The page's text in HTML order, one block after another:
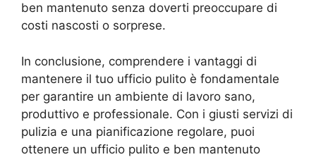
ben mantenuto senza doverti preoccupare di
costi nascosti o sorprese.
In conclusione, comprendere i vantaggi di
mantenere il tuo ufficio pulito è fondamentale
per garantire un ambiente di lavoro sano,
produttivo e professionale. Con i giusti servizi di
pulizia e una pianificazione regolare, puoi
ottenere un ufficio pulito e ben mantenuto